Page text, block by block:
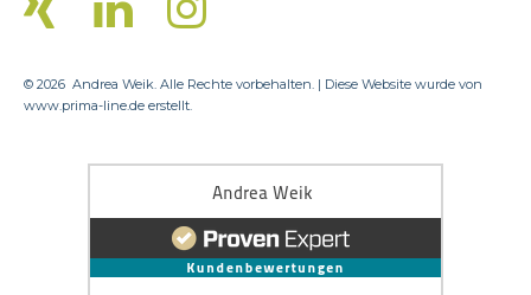
© 2026 Andrea Weik. Alle Rechte vorbehalten. | Diese Website wurde von
www.prima-line.de erstellt.